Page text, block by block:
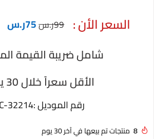
السعر الأن : 99ر.س75ر.س
شامل ضريبة القيمة
الأقل سعراً خلال 30 يوماً
رقم الموديل :32214
8 منتجات تم بيعها في آخر 30 يوم